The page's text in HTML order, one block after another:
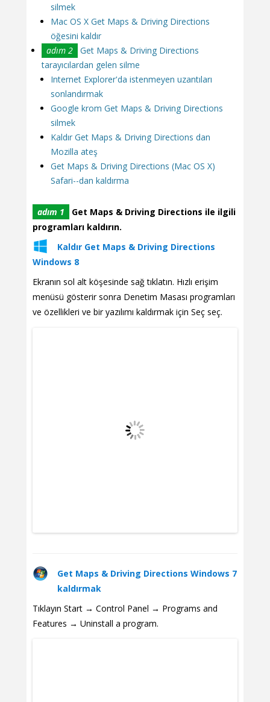
silmek
Mac OS X Get Maps & Driving Directions
öğesini kaldır
adım 2
Get Maps & Driving Directions
tarayıcılardan gelen silme
Internet Explorer'da istenmeyen uzantıları
sonlandırmak
Google krom Get Maps & Driving Directions
silmek
Kaldır Get Maps & Driving Directions dan
Mozilla ateş
Get Maps & Driving Directions (Mac OS X)
Safari--dan kaldırma
adım 1
Get Maps & Driving Directions ile ilgili
programları kaldırın.
Kaldır Get Maps & Driving Directions
Windows 8
Ekranın sol alt köşesinde sağ tıklatın. Hızlı erişim
menüsü gösterir sonra Denetim Masası programları
ve özellikleri ve bir yazılımı kaldırmak için Seç seç.
Get Maps & Driving Directions Windows 7
kaldırmak
Tıklayın Start → Control Panel → Programs and
Features → Uninstall a program.